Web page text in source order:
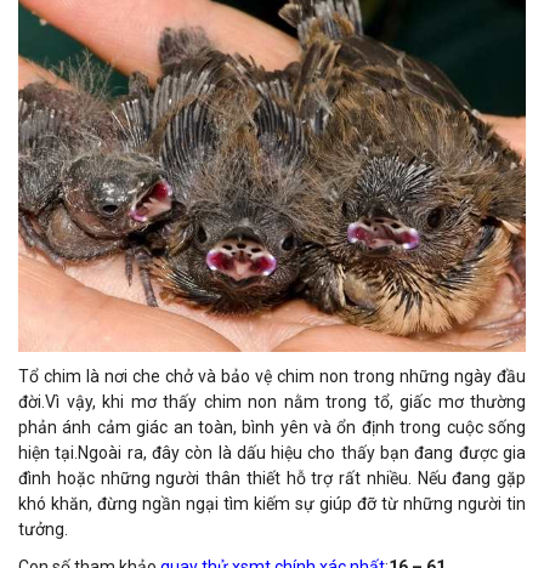
Tổ chim là nơi che chở và bảo vệ chim non trong những ngày đầu
đời.Vì vậy, khi mơ thấy chim non nằm trong tổ, giấc mơ thường
phản ánh cảm giác an toàn, bình yên và ổn định trong cuộc sống
hiện tại.Ngoài ra, đây còn là dấu hiệu cho thấy bạn đang được gia
đình hoặc những người thân thiết hỗ trợ rất nhiều. Nếu đang gặp
khó khăn, đừng ngần ngại tìm kiếm sự giúp đỡ từ những người tin
tưởng.